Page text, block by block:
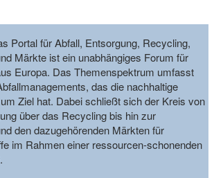
Portal für Abfall, Entsorgung, Recycling,
Märkte ist ein unabhängiges Forum für
Europa. Das Themenspektrum umfasst
das die nachhaltige
Ziel hat. Dabei schließt sich der Kreis von
über das Recycling bis hin zur
den dazugehörenden Märkten für
im Rahmen einer ressourcen-schonenden